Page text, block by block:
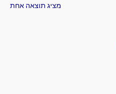
מציג תוצאה אחת